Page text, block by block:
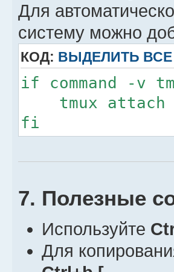
Для
систему можно
КОД: ВЫДЕЛИТЬ ВСЕ
if command -v
tmux attach -
fi
7. Полезные
Используйте
Для